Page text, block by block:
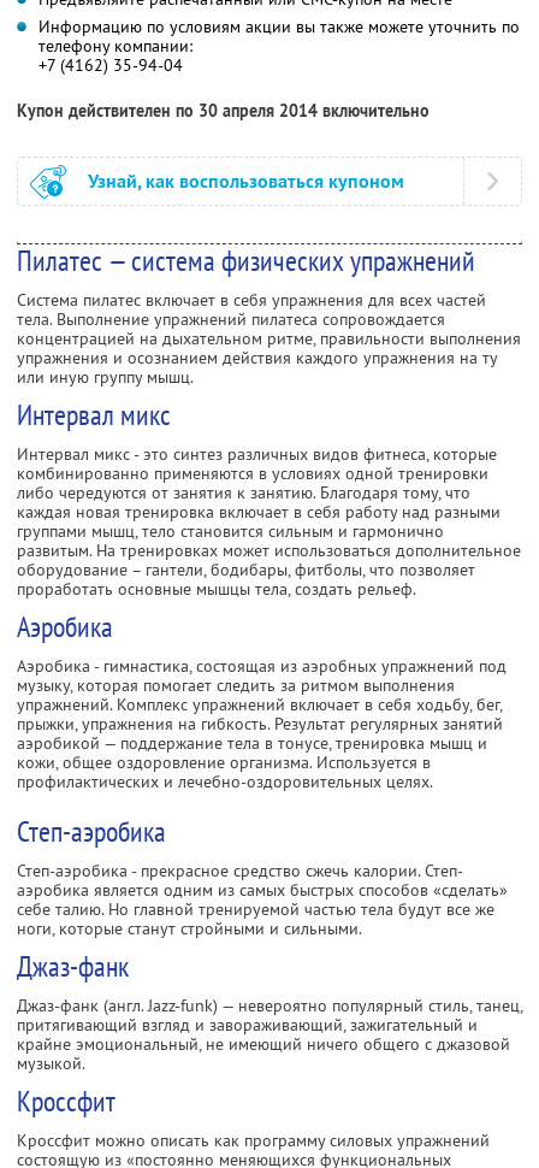
Информацию по условиям акции вы также можете уточнить по
телефону компании:
+7 (4162) 35-94-04
Купон действителен по 30 апреля 2014 включительно
Узнай, как воспользоваться купоном
Пилатес — система физических упражнений
Система пилатес включает в себя упражнения для всех частей
тела. Выполнение упражнений пилатеса сопровождается
концентрацией на дыхательном ритме, правильности выполнения
упражнения и осознанием действия каждого упражнения на ту
или иную группу мышц.
Интервал микс
Интервал микс - это синтез различных видов фитнеса, которые
комбинированно применяются в условиях одной тренировки
либо чередуются от занятия к занятию. Благодаря тому, что
каждая новая тренировка включает в себя работу над разными
группами мышц, тело становится сильным и гармонично
развитым. На тренировках может использоваться дополнительное
оборудование – гантели, бодибары, фитболы, что позволяет
проработать основные мышцы тела, создать рельеф.
Аэробика
Аэробика - гимнастика, состоящая из аэробных упражнений под
музыку, которая помогает следить за ритмом выполнения
упражнений. Комплекс упражнений включает в себя ходьбу, бег,
прыжки, упражнения на гибкость. Результат регулярных занятий
аэробикой — поддержание тела в тонусе, тренировка мышц и
кожи, общее оздоровление организма. Используется в
профилактических и лечебно-оздоровительных целях.
Степ-аэробика
Степ-аэробика - прекрасное средство сжечь калории. Степ-
аэробика является одним из самых быстрых способов «сделать»
себе талию. Но главной тренируемой частью тела будут все же
ноги, которые станут стройными и сильными.
Джаз-фанк
Джаз-фанк (англ. Jazz-funk) — невероятно популярный стиль, танец,
притягивающий взгляд и завораживающий, зажигательный и
крайне эмоциональный, не имеющий ничего общего с джазовой
музыкой.
Кроссфит
Кроссфит можно описать как программу силовых упражнений
состоящую из «постоянно меняющихся функциональных